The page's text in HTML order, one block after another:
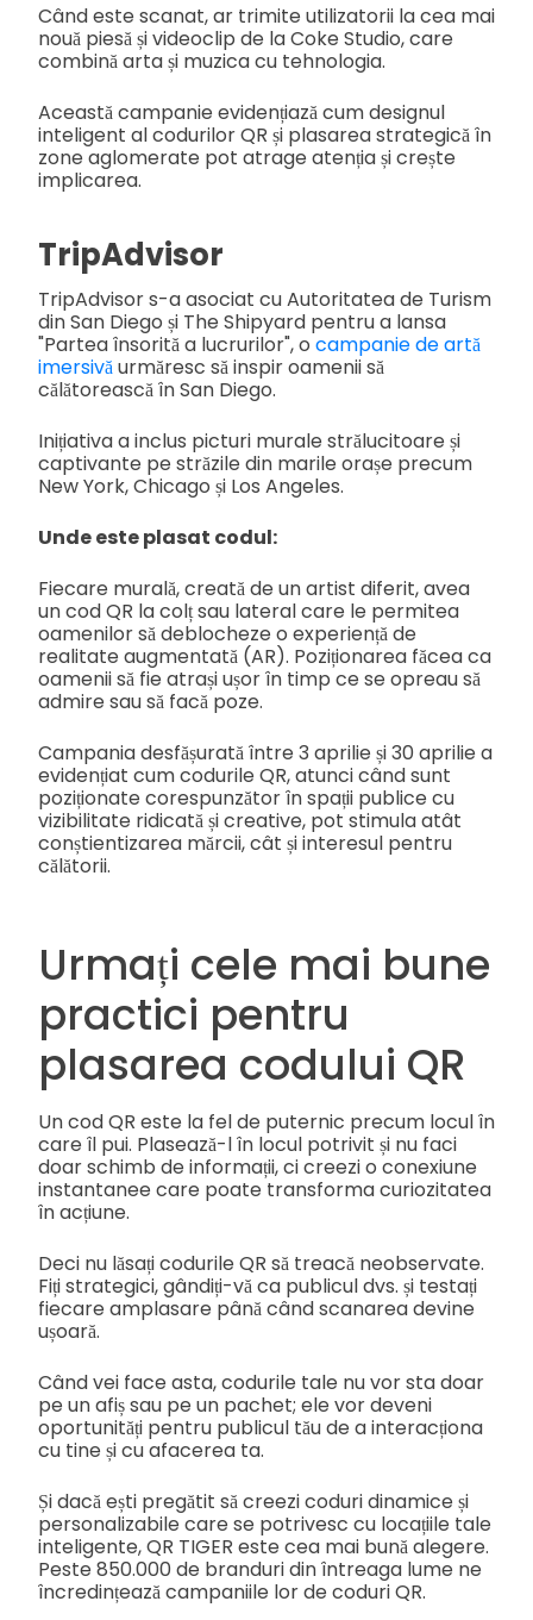
Când este scanat, ar trimite utilizatorii la cea mai
nouă piesă și videoclip de la Coke Studio, care
combină arta și muzica cu tehnologia.
Această campanie evidențiază cum designul
inteligent al codurilor QR și plasarea strategică în
zone aglomerate pot atrage atenția și crește
implicarea.
TripAdvisor
TripAdvisor s-a asociat cu Autoritatea de Turism
din San Diego și The Shipyard pentru a lansa
"Partea însorită a lucrurilor", o campanie de artă
imersivăurmăresc să inspir oamenii să
călătorească în San Diego.
Inițiativa a inclus picturi murale strălucitoare și
captivante pe străzile din marile orașe precum
New York, Chicago și Los Angeles.
Unde este plasat codul:
Fiecare murală, creată de un artist diferit, avea
un cod QR la colț sau lateral care le permitea
oamenilor să deblocheze o experiență de
realitate augmentată (AR). Poziționarea făcea ca
oamenii să fie atrași ușor în timp ce se opreau să
admire sau să facă poze.
Campania desfășurată între 3 aprilie și 30 aprilie a
evidențiat cum codurile QR, atunci când sunt
poziționate corespunzător în spații publice cu
vizibilitate ridicată și creative, pot stimula atât
conștientizarea mărcii, cât și interesul pentru
călătorii.
Urmați cele mai bune
practici pentru
plasarea codului QR
Un cod QR este la fel de puternic precum locul în
care îl pui. Plasează-l în locul potrivit și nu faci
doar schimb de informații, ci creezi o conexiune
instantanee care poate transforma curiozitatea
în acțiune.
Deci nu lăsați codurile QR să treacă neobservate.
Fiți strategici, gândiți-vă ca publicul dvs. și testați
fiecare amplasare până când scanarea devine
ușoară.
Când vei face asta, codurile tale nu vor sta doar
pe un afiș sau pe un pachet; ele vor deveni
oportunități pentru publicul tău de a interacționa
cu tine și cu afacerea ta.
Și dacă ești pregătit să creezi coduri dinamice și
personalizabile care se potrivesc cu locațiile tale
inteligente, QR TIGER este cea mai bună alegere.
Peste 850.000 de branduri din întreaga lume ne
încredințează campaniile lor de coduri QR.